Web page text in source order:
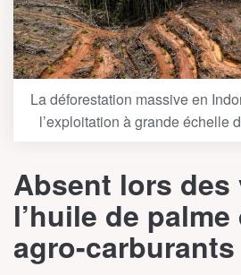
La déforestation massive en
l’exploitation à grande échelle
Absent lors des
l’huile de
agro-carburants